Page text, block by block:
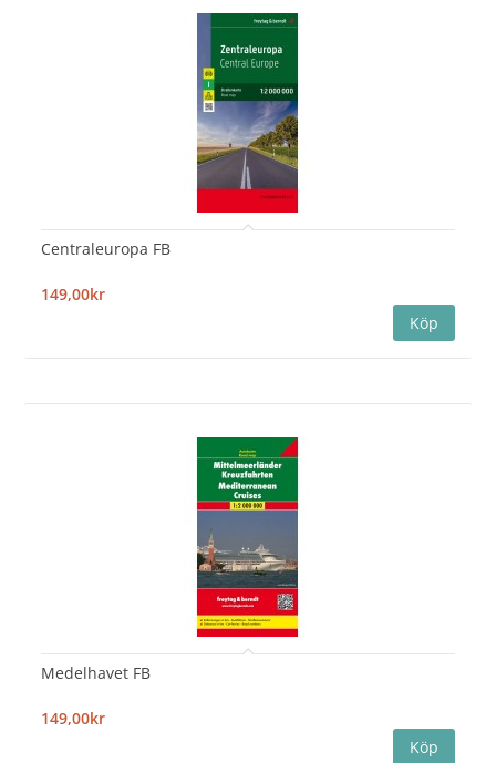
Centraleuropa FB
149,00kr
Medelhavet FB
149,00kr